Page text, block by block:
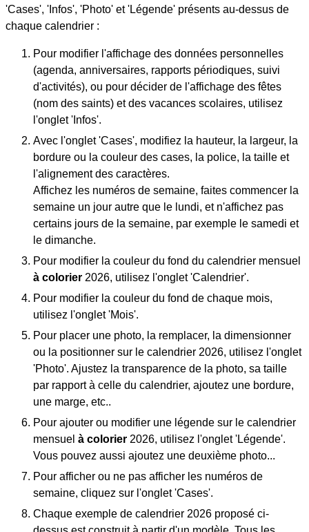
'Cases', 'Infos', 'Photo' et 'Légende' présents au-dessus de
chaque calendrier :
Pour modifier l'affichage des données personnelles
(agenda, anniversaires, rapports périodiques, suivi
d'activités), ou pour décider de l'affichage des fêtes
(nom des saints) et des vacances scolaires, utilisez
l'onglet 'Infos'.
Avec l'onglet 'Cases', modifiez la hauteur, la largeur, la
bordure ou la couleur des cases, la police, la taille et
l'alignement des caractères.
Affichez les numéros de semaine, faites commencer la
semaine un jour autre que le lundi, et n'affichez pas
certains jours de la semaine, par exemple le samedi et
le dimanche.
Pour modifier la couleur du fond du calendrier mensuel
à colorier 2026, utilisez l'onglet 'Calendrier'.
Pour modifier la couleur du fond de chaque mois,
utilisez l'onglet 'Mois'.
Pour placer une photo, la remplacer, la dimensionner
ou la positionner sur le calendrier 2026, utilisez l'onglet
'Photo'. Ajustez la transparence de la photo, sa taille
par rapport à celle du calendrier, ajoutez une bordure,
une marge, etc..
Pour ajouter ou modifier une légende sur le calendrier
mensuel à colorier 2026, utilisez l'onglet 'Légende'.
Vous pouvez aussi ajoutez une deuxième photo...
Pour afficher ou ne pas afficher les numéros de
semaine, cliquez sur l'onglet 'Cases'.
Chaque exemple de calendrier 2026 proposé ci-